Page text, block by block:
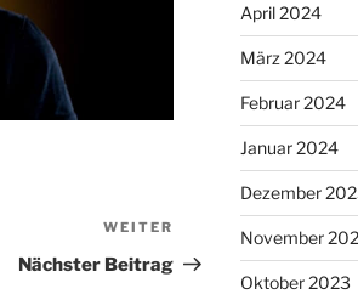
Nächster
Beitrag
WEITER
Nächster Beitrag
April 2024
März 2024
Februar 2024
Januar 2024
Dezember
November
Oktober 2023